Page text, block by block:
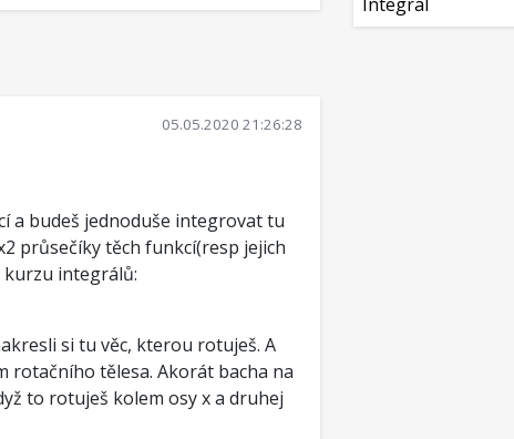
05.05.2020 21:26:28
a budeš jednoduše integrovat tu
průsečíky těch funkcí(resp jejich
kurzu integrálů:
si tu věc, kterou rotuješ. A
rotačního tělesa. Akorát bacha na
to rotuješ kolem osy x a druhej